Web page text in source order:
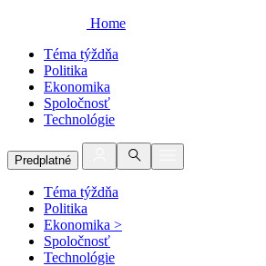
Home
Téma týždňa
Politika
Ekonomika
Spoločnosť
Technológie
Predplatné
Téma týždňa
Politika
Ekonomika >
Spoločnosť
Technológie